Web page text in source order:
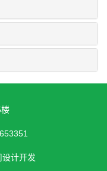
楼
计开发